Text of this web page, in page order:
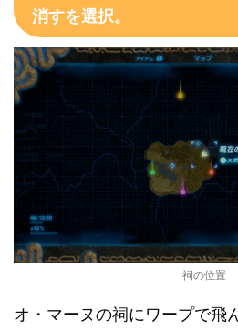
消すを選択。
祠の位置
オ・マーヌの祠にワープで飛